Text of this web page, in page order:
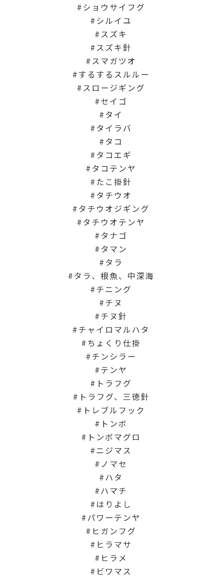
ショウサイフグ
シルイユ
スズキ
スズキ針
スマガツオ
するするスルルー
スロージギング
セイゴ
タイ
タイラバ
タコ
タコエギ
タコテンヤ
たこ掛針
タチウオ
タチウオジギング
タチウオテンヤ
タナゴ
タマン
タラ
タラ、根魚、中深海
チニング
チヌ
チヌ針
チャイロマルハタ
ちょくり仕掛
チンシラー
テンヤ
トラフグ
トラフグ、三徳針
トレブルフック
トンボ
トンボマグロ
ニジマス
ノマセ
ハタ
ハマチ
はりよし
パワーテンヤ
ヒガンフグ
ヒラマサ
ヒラメ
ビワマス